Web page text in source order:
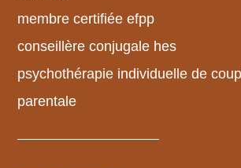
membre certifiée efpp
conseillère conjugale hes
psychothérapie individuelle de
parentale